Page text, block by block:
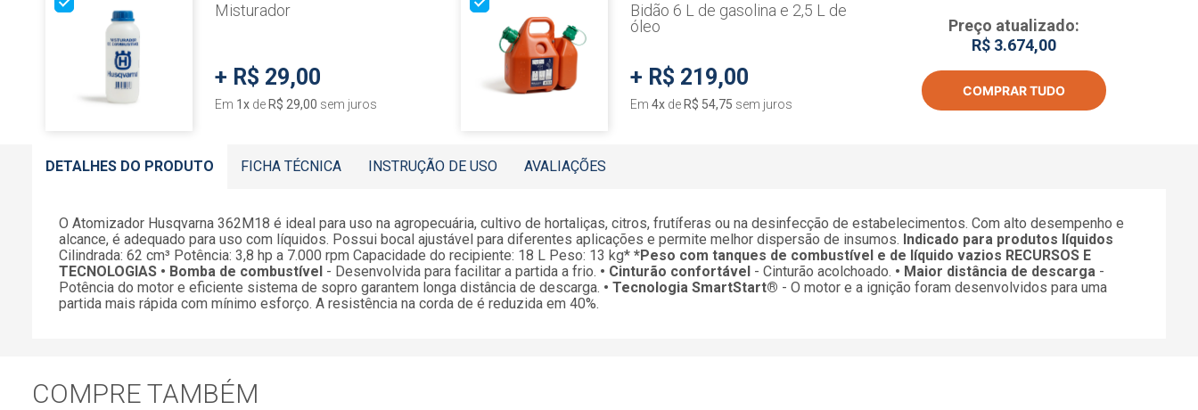
Misturador
+ R$ 29,00
Em 1x de R$ 29,00 sem juros
Bidão 6 L de gasolina e 2,5 L de
óleo
+ R$ 219,00
Em 4x de R$ 54,75 sem juros
Preço atualizado:
R$ 3.674,00
COMPRAR TUDO
DETALHES DO PRODUTO FICHA TÉCNICA INSTRUÇÃO DE USO AVALIAÇÕES
O Atomizador Husqvarna 362M18 é ideal para uso na agropecuária, cultivo de hortaliças, citros, frutíferas ou na desinfecção de estabelecimentos. Com alto desempenho e
alcance, é adequado para uso com líquidos. Possui bocal ajustável para diferentes aplicações e permite melhor dispersão de insumos. Indicado para produtos líquidos
Cilindrada: 62 cm³ Potência: 3,8 hp a 7.000 rpm Capacidade do recipiente: 18 L Peso: 13 kg* *Peso com tanques de combustível e de líquido vazios RECURSOS E
TECNOLOGIAS • Bomba de combustível - Desenvolvida para facilitar a partida a frio. • Cinturão confortável - Cinturão acolchoado. • Maior distância de descarga -
Potência do motor e eficiente sistema de sopro garantem longa distância de descarga. • Tecnologia SmartStart® - O motor e a ignição foram desenvolvidos para uma
partida mais rápida com mínimo esforço. A resistência na corda de é reduzida em 40%.
COMPRE TAMBÉM